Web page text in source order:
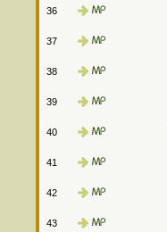
36
37
38
39
40
41
42
43